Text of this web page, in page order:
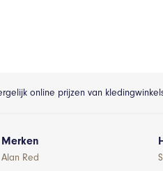
online prijzen van
Merken
Alan Red